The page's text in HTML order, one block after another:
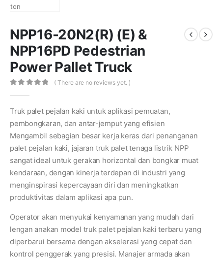
NPP16-20N2(R) (E) &
NPP16PD Pedestrian
Power Pallet Truck
( There are no reviews yet. )
Truk palet pejalan kaki untuk aplikasi pemuatan,
pembongkaran, dan antar-jemput yang efisien
Mengambil sebagian besar kerja keras dari penanganan
palet pejalan kaki, jajaran truk palet tenaga listrik NPP
sangat ideal untuk gerakan horizontal dan bongkar muat
kendaraan, dengan kinerja terdepan di industri yang
menginspirasi kepercayaan diri dan meningkatkan
produktivitas dalam aplikasi apa pun.
Operator akan menyukai kenyamanan yang mudah dari
lengan anakan model truk palet pejalan kaki terbaru yang
diperbarui bersama dengan akselerasi yang cepat dan
kontrol penggerak yang presisi. Manajer armada akan